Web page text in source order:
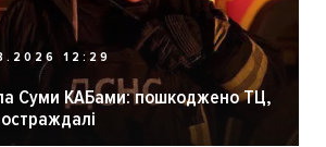
12:29
Суми КАБами: пошкоджено ТЦ,